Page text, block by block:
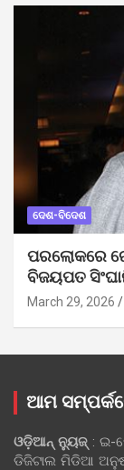
ଦେଶ-ବିଦେଶ
ପରଲୋକରେ
ବିଜୟପତ
March 29, 2026
ଆମ
ଓଡ଼ିଆନ୍‍ ନ୍ୟୁଜ୍‍: ଇ-
ଡିଜିଟାଲ ମିଡିଆ